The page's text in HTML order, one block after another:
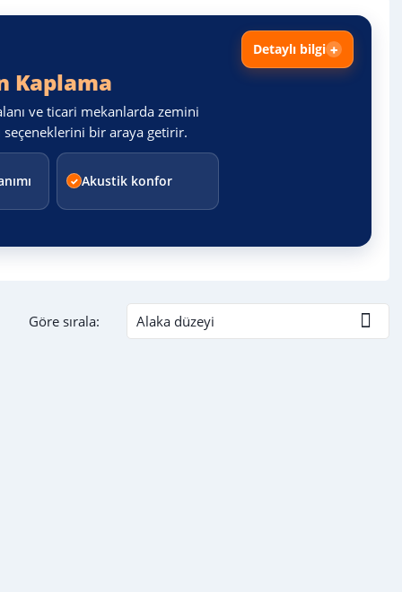
Kaplama
ve ticari mekanlarda zemini
bir araya getirir.
Akustik konfor
Detaylı bilgi
Göre sırala: Alaka düzeyi 